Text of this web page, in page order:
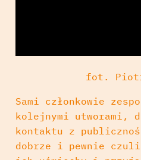
fot.
Sami członkowie
kolejnymi utworami,
kontaktu z
dobrze i pewnie